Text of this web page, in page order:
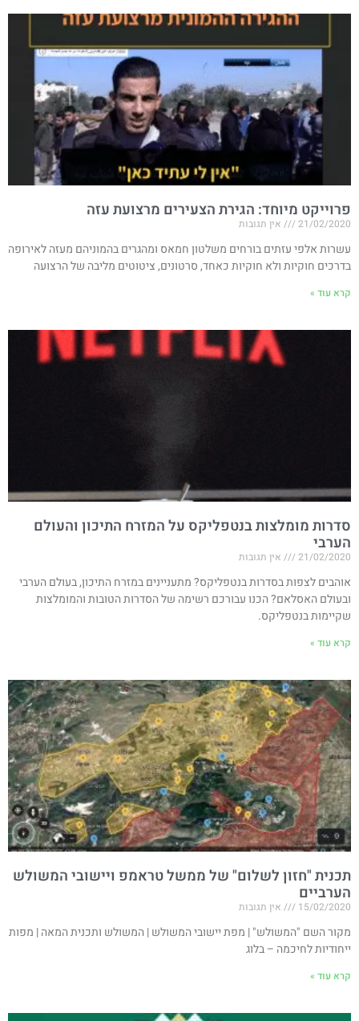
פרוייקט מיוחד: הגירת הצעירים מרצועת עזה
21/02/2020 אין תגובות
עשרות אלפי עזתים בורחים משלטון חמאס ומהגרים בהמוניהם מעזה לאירופה
בדרכים חוקיות ולא חוקיות כאחד, סרטונים, ציטוטים מליבה של הרצועה
קרא עוד »
סדרות מומלצות בנטפליקס על המזרח התיכון והעולם
הערבי
21/02/2020 אין תגובות
אוהבים לצפות בסדרות בנטפליקס? מתעניינים במזרח התיכון, בעולם הערבי
ובעולם האסלאם? הכנו עבורכם רשימה של הסדרות הטובות והמומלצות
שקיימות בנטפליקס.
קרא עוד »
תכנית "חזון לשלום" של ממשל טראמפ ויישובי המשולש
הערביים​
15/02/2020 אין תגובות
מקור השם "המשולש" | מפת יישובי המשולש | המשולש ותכנית המאה | מפות
ייחודיות לחיכמה – בלוג​
קרא עוד »